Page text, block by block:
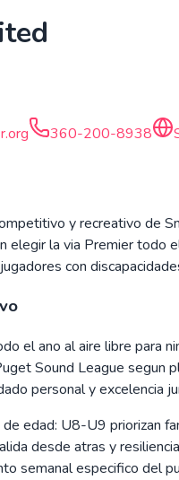
360-200-8938
y recreativo de
elegir la via Premier todo
con
el ano al aire libre para
Sound League segun
personal y excelencia
edad: U8-U9 priorizan
desde atras y
semanal especifico del